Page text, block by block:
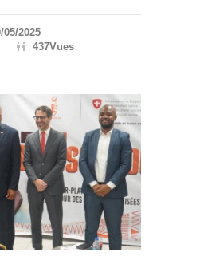
05/2025
437Vues